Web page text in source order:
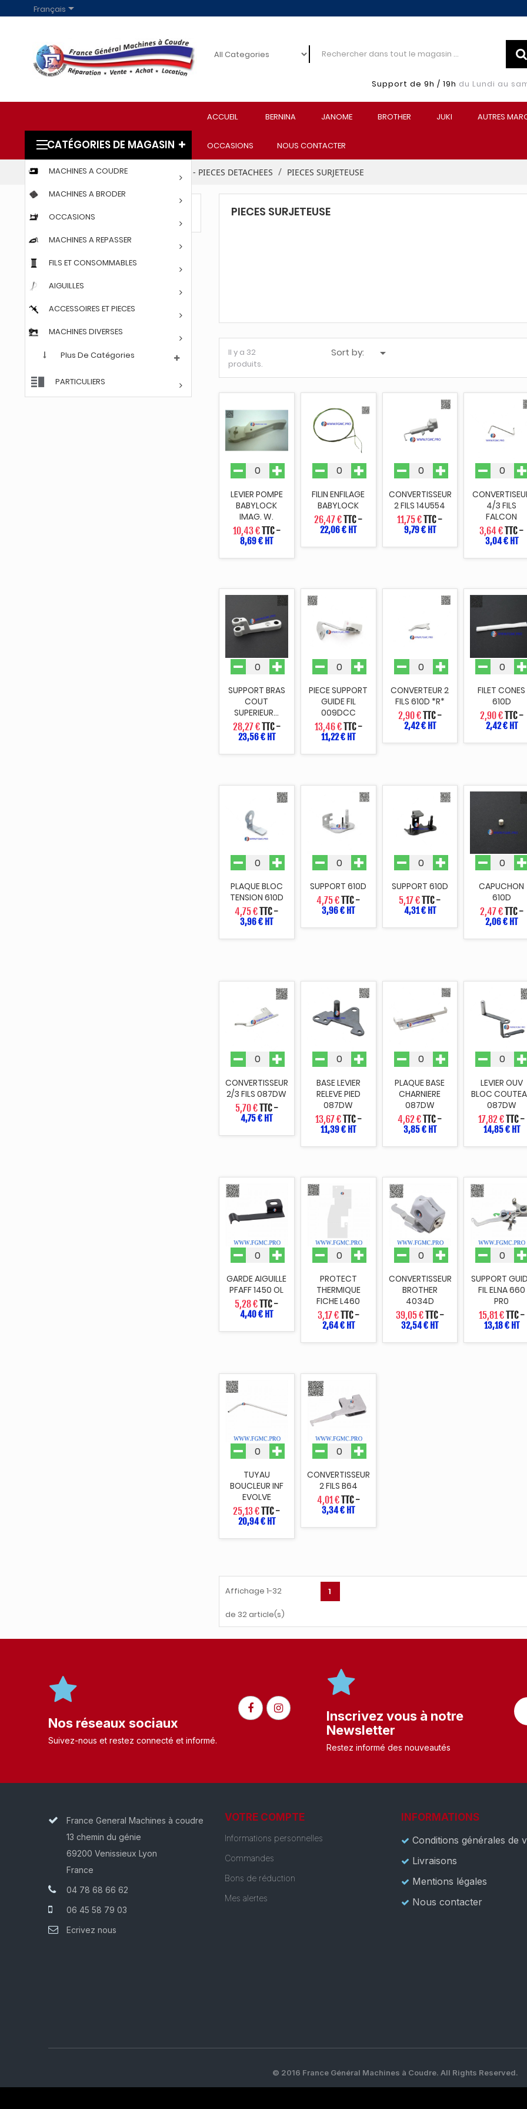
Français
Support de 9h / 19h du Lundi au
ACCUEIL BERNINA JANOME BROTHER JUKI AUTRES
OCCASIONS NOUS CONTACTER
CATÉGORIES DE MAGASIN
MACHINES A COUDRE
MACHINES A BRODER
OCCASIONS
MACHINES A REPASSER
FILS ET CONSOMMABLES
AIGUILLES
ACCESSOIRES ET PIECES
MACHINES DIVERSES
Plus De Catégories
PARTICULIERS
Accueil PARTICULIERS ACCESSOIRES - PIECES DETACHEES PIECES SURJETEUSE
PIECES SURJETEUSE PIECES SURJETEUSE
Il y a 32
produits.
Sort by: 
LEVIER POMPE
BABYLOCK
IMAG. W.
10,43 €TTC-
8,69 € HT
FILIN ENFILAGE
BABYLOCK
26,47 €TTC-
22,06 € HT
CONVERTISSEUR
2 FILS 14U554
11,75 €TTC-
9,79 € HT
4/3 FILS
FALCON
3,64 €TTC-
3,04 € HT
SUPPORT BRAS
COUT
SUPERIEUR...
28,27 €TTC-
23,56 € HT
PIECE SUPPORT
GUIDE FIL
009DCC
13,46 €TTC-
11,22 € HT
CONVERTEUR 2
FILS 610D *R*
2,90 €TTC-
2,42 € HT
FILET CONES
610D
2,90 €TTC-
2,42 € HT
PLAQUE BLOC
TENSION 610D
4,75 €TTC-
3,96 € HT
SUPPORT 610D
4,75 €TTC-
3,96 € HT
SUPPORT 610D
5,17 €TTC-
4,31 € HT
CAPUCHON
610D
2,47 €TTC-
2,06 € HT
CONVERTISSEUR
2/3 FILS 087DW
5,70 €TTC-
4,75 € HT
BASE LEVIER
RELEVE PIED
087DW
13,67 €TTC-
11,39 € HT
PLAQUE BASE
CHARNIERE
087DW
4,62 €TTC-
3,85 € HT
LEVIER OUV
BLOC
087DW
17,82 €TTC-
14,85 € HT
GARDE AIGUILLE
PFAFF 1450 OL
5,28 €TTC-
4,40 € HT
PROTECT
THERMIQUE
FICHE L460
3,17 €TTC-
2,64 € HT
CONVERTISSEUR
BROTHER
4034D
39,05 €TTC-
32,54 € HT
SUPPORT
FIL ELNA 660
PR0
15,81 €TTC-
13,18 € HT
TUYAU
BOUCLEUR INF
EVOLVE
25,13 €TTC-
20,94 € HT
CONVERTISSEUR
2 FILS B64
4,01 €TTC-
3,34 € HT
Affichage 1-32
de 32 article(s)
1
Nos réseaux sociaux
Suivez-nous et restez connecté et informé.​
Inscrivez vous à notre
Newsletter
Restez informé des nouveautés
France General Machines à coudre
13 chemin du génie
69200 Venissieux Lyon
France
04 78 68 66 62
06 45 58 79 03
Ecrivez nous
VOTRE COMPTE
Informations personnelles
Commandes
Bons de réduction
Mes alertes
INFORMATIONS
Conditions générales de
Livraisons
Mentions légales
Nous contacter
© 2016 France Général Machines à Coudre. All Rights Reserved.